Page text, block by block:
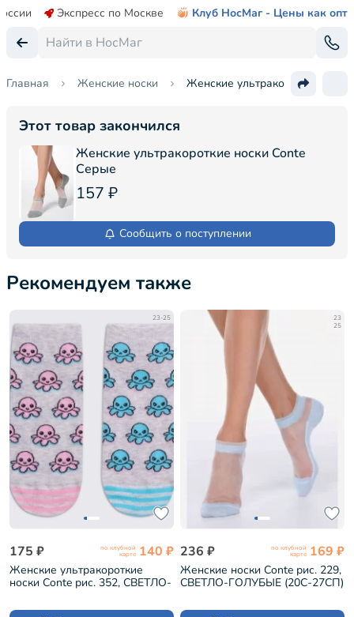
Экспресс по Москве Клуб НосМаг - Цены как опт
Главная Женские носки Женские ультракороткие
Этот товар закончился
Женские ультракороткие носки Conte
Серые
157 ₽
Сообщить о поступлении
Рекомендуем также
23-25
175 ₽ по клубной
карте 140 ₽
Женские ультракороткие
носки Conte рис. 352, СВЕТЛО-
23
25
236 ₽ по клубной
карте 169 ₽
Женские носки Conte рис. 229,
СВЕТЛО-ГОЛУБЫЕ (20С-27СП)